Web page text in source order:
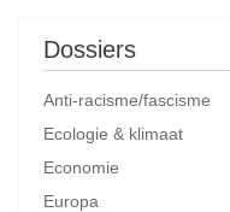
Dossiers
Anti-racisme/fascisme
Ecologie & klimaat
Economie
Europa